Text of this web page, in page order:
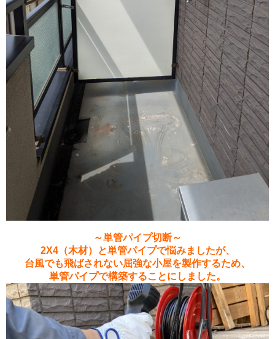
～単管パイプ切断～
2X4（木材）と単管パイプで悩みましたが、
台風でも飛ばされない屈強な小屋を製作するため、
単管パイプで構築することにしました。